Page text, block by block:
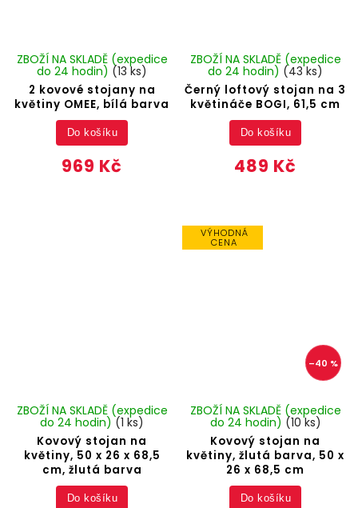
2 kovové stojany na
květiny OMEE, bílá barva
ZBOŽÍ NA SKLADĚ (expedice
do 24 hodin) (13 ks)
969 Kč
Do košíku
Černý loftový stojan na 3
květináče BOGI, 61,5 cm
ZBOŽÍ NA SKLADĚ (expedice
do 24 hodin) (43 ks)
489 Kč
Do košíku
Kovový stojan na
květiny, 50 x 26 x 68,5
cm, žlutá barva
ZBOŽÍ NA SKLADĚ (expedice
do 24 hodin) (1 ks)
Do košíku
VÝHODNÁ
CENA
–40 %
Kovový stojan na
květiny, žlutá barva, 50 x
26 x 68,5 cm
ZBOŽÍ NA SKLADĚ (expedice
do 24 hodin) (10 ks)
Do košíku